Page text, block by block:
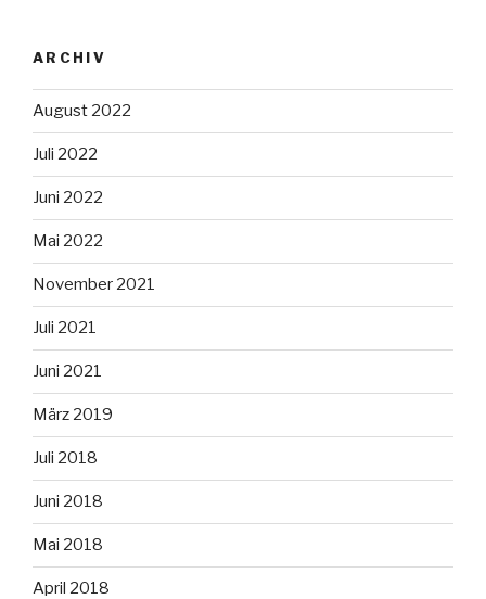
ARCHIV
August 2022
Juli 2022
Juni 2022
Mai 2022
November 2021
Juli 2021
Juni 2021
März 2019
Juli 2018
Juni 2018
Mai 2018
April 2018